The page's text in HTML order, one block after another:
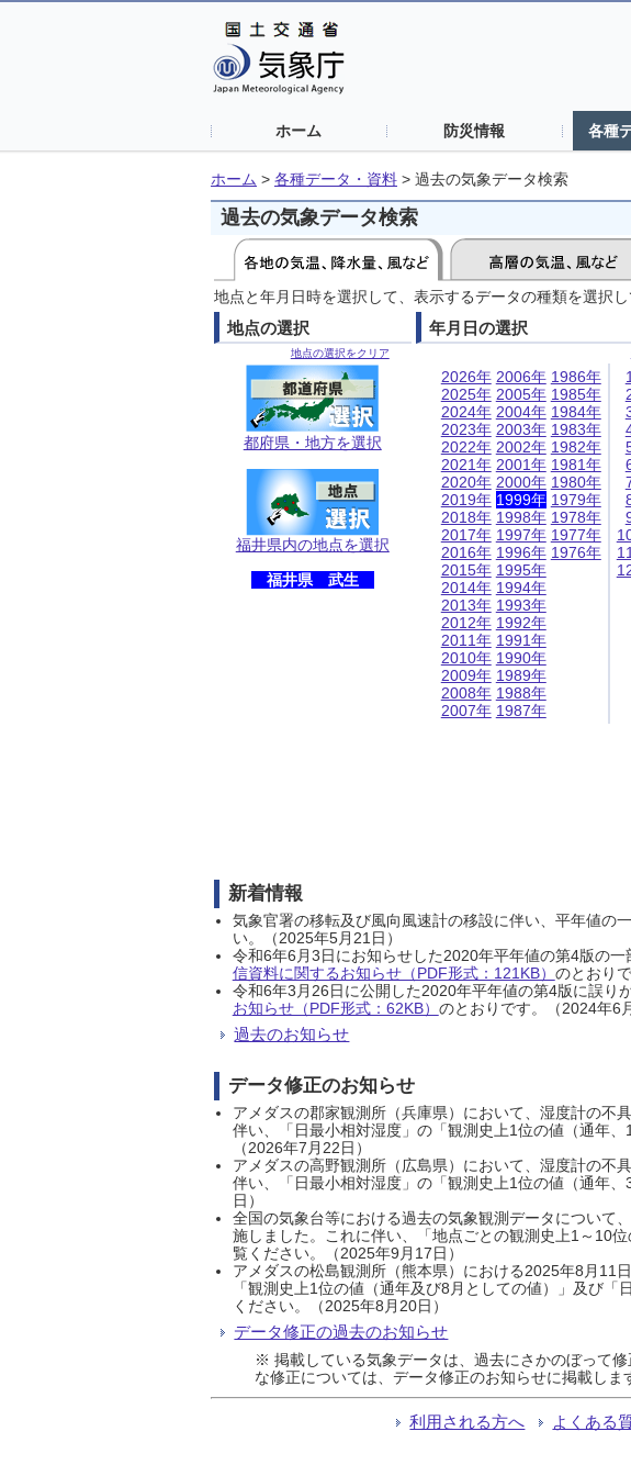
ホーム 防災情報 各種
ホーム > 各種データ・資料 > 過去の気象データ検索
過去の気象データ検索
地点と年月日時を選択して、表示するデータの種類を選択し
地点の選択
地点の選択をクリア
都府県・地方を選択
福井県内の地点を選択
福井県 武生
年月日の選択
2026年
2025年
2024年
2023年
2022年
2021年
2020年
2019年
2018年
2017年
2016年
2015年
2014年
2013年
2012年
2011年
2010年
2009年
2008年
2007年
2006年
2005年
2004年
2003年
2002年
2001年
2000年
1999年
1998年
1997年
1996年
1995年
1994年
1993年
1992年
1991年
1990年
1989年
1988年
1987年
1986年
1985年
1984年
1983年
1982年
1981年
1980年
1979年
1978年
1977年
1976年
新着情報
気象官署の移転及び風向風速計の移設に伴い、平年値の
い。（2025年5月21日）
令和6年6月3日にお知らせした2020年平年値の第4版の
信資料に関するお知らせ（PDF形式：121KB） のとおり
令和6年3月26日に公開した2020年平年値の第4版に誤り
お知らせ（PDF形式：62KB） のとおりです。（2024年6
過去のお知らせ
データ修正のお知らせ
アメダスの郡家観測所（兵庫県）において、湿度計の不
伴い、「日最小相対湿度」の「観測史上1位の値（通年
（2026年7月22日）
アメダスの高野観測所（広島県）において、湿度計の不
伴い、「日最小相対湿度」の「観測史上1位の値（通年
日）
全国の気象台等における過去の気象観測データについて
施しました。これに伴い、「地点ごとの観測史上1～10
覧ください。（2025年9月17日）
アメダスの松島観測所（熊本県）における2025年8月11
「観測史上1位の値（通年及び8月としての値）」及び
ください。（2025年8月20日）
データ修正の過去のお知らせ
※ 掲載している気象データは、過去にさかのぼって
な修正については、データ修正のお知らせに掲載しま
利用される方へ よくある